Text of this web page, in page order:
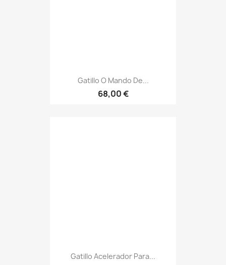
Gatillo O Mando De...
68,00 €
Gatillo Acelerador Para...